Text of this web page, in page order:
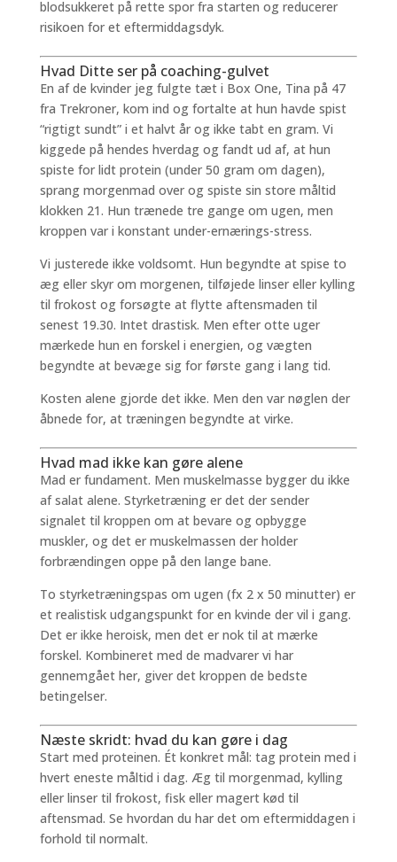
blodsukkeret på rette spor fra starten og reducerer
risikoen for et eftermiddagsdyk.
Hvad Ditte ser på coaching-gulvet
En af de kvinder jeg fulgte tæt i Box One, Tina på 47
fra Trekroner, kom ind og fortalte at hun havde spist
“rigtigt sundt” i et halvt år og ikke tabt en gram. Vi
kiggede på hendes hverdag og fandt ud af, at hun
spiste for lidt protein (under 50 gram om dagen),
sprang morgenmad over og spiste sin store måltid
klokken 21. Hun trænede tre gange om ugen, men
kroppen var i konstant under-ernærings-stress.
Vi justerede ikke voldsomt. Hun begyndte at spise to
æg eller skyr om morgenen, tilføjede linser eller kylling
til frokost og forsøgte at flytte aftensmaden til
senest 19.30. Intet drastisk. Men efter otte uger
mærkede hun en forskel i energien, og vægten
begyndte at bevæge sig for første gang i lang tid.
Kosten alene gjorde det ikke. Men den var nøglen der
åbnede for, at træningen begyndte at virke.
Hvad mad ikke kan gøre alene
Mad er fundament. Men muskelmasse bygger du ikke
af salat alene. Styrketræning er det der sender
signalet til kroppen om at bevare og opbygge
muskler, og det er muskelmassen der holder
forbrændingen oppe på den lange bane.
To styrketræningspas om ugen (fx 2 x 50 minutter) er
et realistisk udgangspunkt for en kvinde der vil i gang.
Det er ikke heroisk, men det er nok til at mærke
forskel. Kombineret med de madvarer vi har
gennemgået her, giver det kroppen de bedste
betingelser.
Næste skridt: hvad du kan gøre i dag
Start med proteinen. Ét konkret mål: tag protein med i
hvert eneste måltid i dag. Æg til morgenmad, kylling
eller linser til frokost, fisk eller magert kød til
aftensmad. Se hvordan du har det om eftermiddagen i
forhold til normalt.